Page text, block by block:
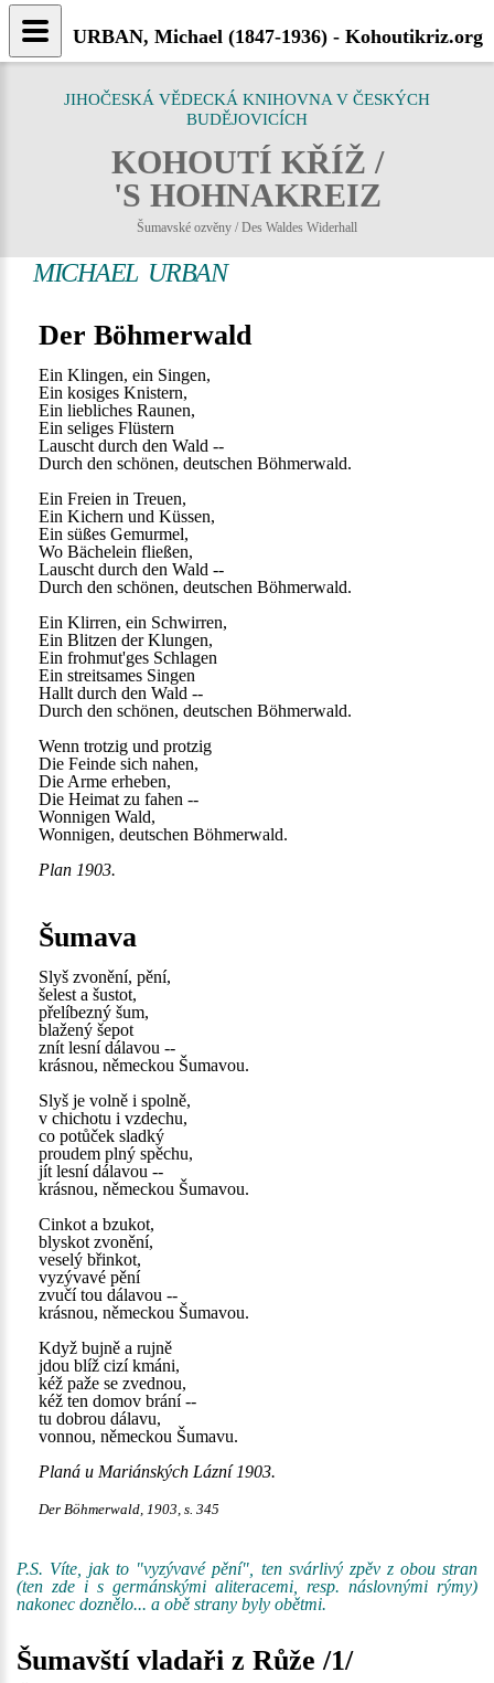
JIHOČESKÁ VĚDECKÁ KNIHOVNA V ČESKÝCH
BUDĚJOVICÍCH
KOHOUTÍ KŘÍŽ /
'S HOHNAKREIZ
Šumavské ozvěny / Des Waldes Widerhall
MICHAEL URBAN
Der Böhmerwald
Ein Klingen, ein Singen,
Ein kosiges Knistern,
Ein liebliches Raunen,
Ein seliges Flüstern
Lauscht durch den Wald --
Durch den schönen, deutschen Böhmerwald.
Ein Freien in Treuen,
Ein Kichern und Küssen,
Ein süßes Gemurmel,
Wo Bächelein fließen,
Lauscht durch den Wald --
Durch den schönen, deutschen Böhmerwald.
Ein Klirren, ein Schwirren,
Ein Blitzen der Klungen,
Ein frohmut'ges Schlagen
Ein streitsames Singen
Hallt durch den Wald --
Durch den schönen, deutschen Böhmerwald.
Wenn trotzig und protzig
Die Feinde sich nahen,
Die Arme erheben,
Die Heimat zu fahen --
Wonnigen Wald,
Wonnigen, deutschen Böhmerwald.
Plan 1903.
Šumava
Slyš zvonění, pění,
šelest a šustot,
přelíbezný šum,
blažený šepot
znít lesní dálavou --
krásnou, německou Šumavou.
Slyš je volně i spolně,
v chichotu i vzdechu,
co potůček sladký
proudem plný spěchu,
jít lesní dálavou --
krásnou, německou Šumavou.
Cinkot a bzukot,
blyskot zvonění,
veselý břinkot,
vyzývavé pění
zvučí tou dálavou --
krásnou, německou Šumavou.
Když bujně a rujně
jdou blíž cizí kmáni,
kéž paže se zvednou,
kéž ten domov brání --
tu dobrou dálavu,
vonnou, německou Šumavu.
Planá u Mariánských Lázní 1903.
Der Böhmerwald, 1903, s. 345
P.S. Víte, jak to "vyzývavé pění", ten svárlivý zpěv z obou stran
(ten zde i s germánskými aliteracemi, resp. náslovnými rýmy)
nakonec doznělo... a obě strany byly obětmi.
Šumavští vladaři z Růže /1/
URBAN, Michael (1847-1936) - Kohoutikriz.org